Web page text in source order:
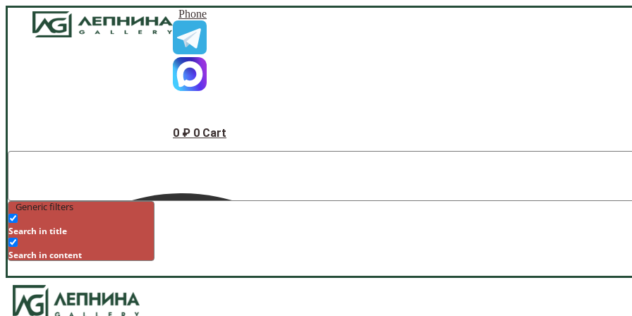
Phone
0 ₽ 0 Cart
Generic filters
Search in title
Search in content